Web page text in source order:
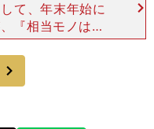
て、年末年始に
『相当モノはい
とこ勝ち"くらい
としてもかなり